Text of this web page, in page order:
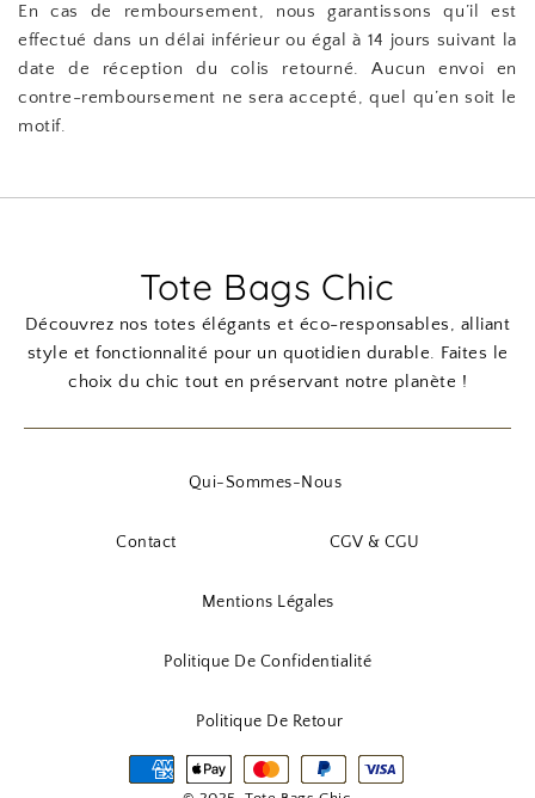
En cas de remboursement, nous garantissons qu’il est
effectué dans un délai inférieur ou égal à 14 jours suivant la
date de réception du colis retourné. Aucun envoi en
contre-remboursement ne sera accepté, quel qu’en soit le
motif.
Tote Bags Chic
Découvrez nos totes élégants et éco-responsables, alliant
style et fonctionnalité pour un quotidien durable. Faites le
choix du chic tout en préservant notre planète !
Qui-Sommes-Nous
Contact CGV & CGU
Mentions Légales
Politique De Confidentialité
Politique De Retour